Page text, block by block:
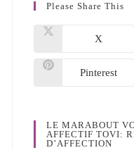
Please Share This
X
Pinterest
LE MARABOUT
AFFECTIF TOVI:
D’AFFECTION